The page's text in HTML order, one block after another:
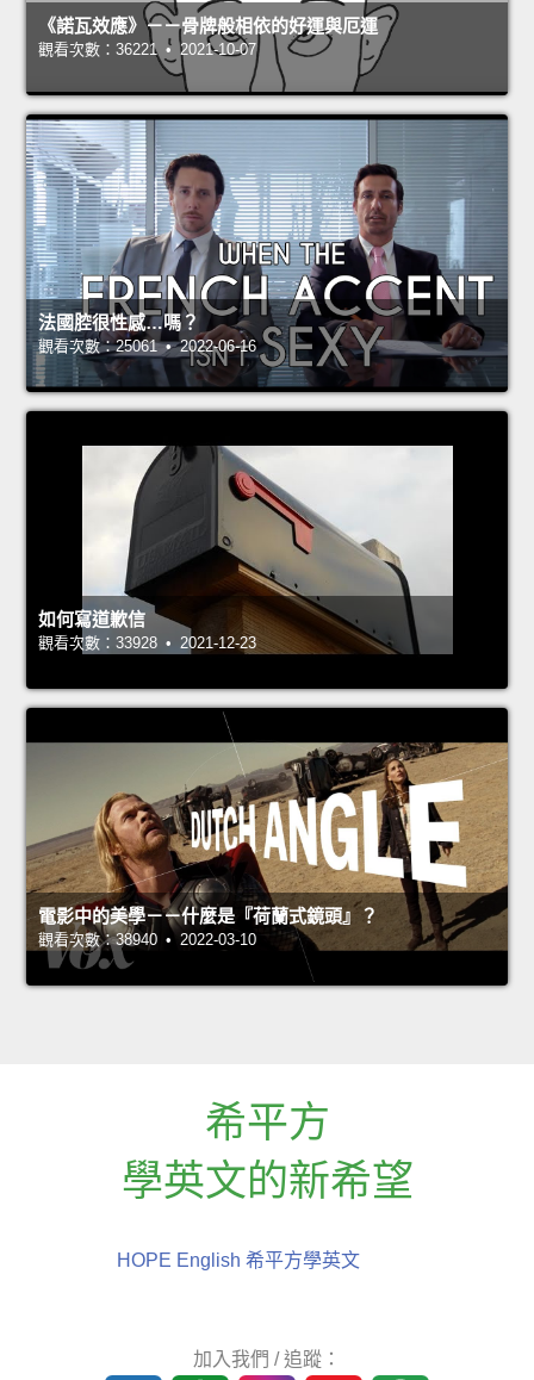
《諾瓦效應》－－骨牌般相依的好運與厄運
觀看次數：36221 • 2021-10-07
法國腔很性感…嗎？
觀看次數：25061 • 2022-06-16
如何寫道歉信
觀看次數：33928 • 2021-12-23
電影中的美學－－什麼是『荷蘭式鏡頭』？
觀看次數：38940 • 2022-03-10
希平方
學英文的新希望
HOPE English 希平方學英文
加入我們 / 追蹤：